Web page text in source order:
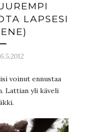
LAPSESI
voinut ennustaa
Lattian yli käveli